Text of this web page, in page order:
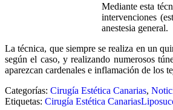
Mediante esta
intervenciones
anestesia general.
La técnica, que siempre se realiza en un
según el caso, y realizando numerosos
aparezcan cardenales e inflamación de los
Categorías: Cirugía Estética Canarias,
Etiquetas: Cirugía Estética Canarias